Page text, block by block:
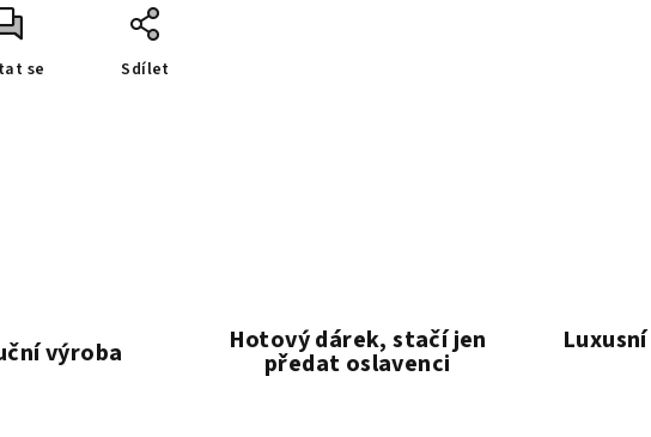
se Sdílet
výroba Hotový dárek, stačí jen
předat oslavenci